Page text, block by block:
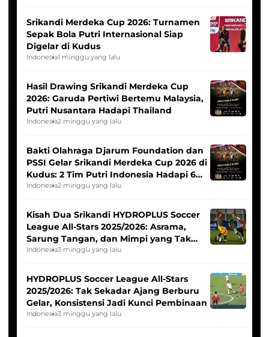
Srikandi Merdeka Cup 2026: Turnamen
Sepak Bola Putri Internasional Siap
Digelar di Kudus
Indonesia1 minggu yang lalu
Hasil Drawing Srikandi Merdeka Cup
2026: Garuda Pertiwi Bertemu Malaysia,
Putri Nusantara Hadapi Thailand
Indonesia2 minggu yang lalu
Bakti Olahraga Djarum Foundation dan
PSSI Gelar Srikandi Merdeka Cup 2026 di
Kudus: 2 Tim Putri Indonesia Hadapi 6
Tim Asia
Indonesia2 minggu yang lalu
Kisah Dua Srikandi HYDROPLUS Soccer
League All-Stars 2025/2026: Asrama,
Sarung Tangan, dan Mimpi yang Tak
Pernah Padam
Indonesia3 minggu yang lalu
HYDROPLUS Soccer League All-Stars
2025/2026: Tak Sekadar Ajang Berburu
Gelar, Konsistensi Jadi Kunci Pembinaan
Indonesia3 minggu yang lalu